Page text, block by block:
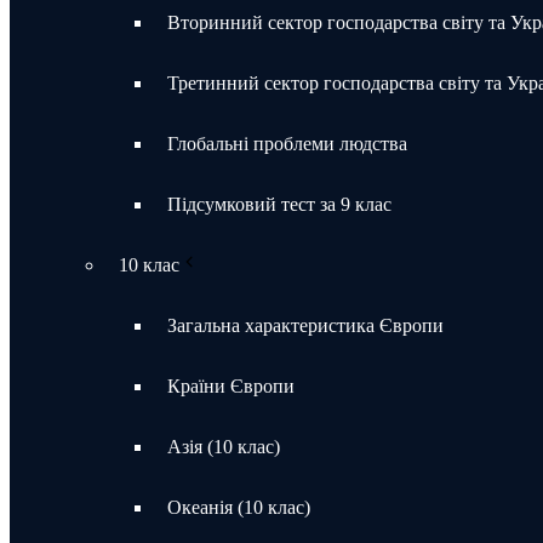
Вторинний сектор господарства світу та
Третинний сектор господарства світу та
Глобальні проблеми людства
Підсумковий тест за 9 клас
10 клас
Загальна характеристика Європи
Країни Європи
Азія (10 клас)
Океанія (10 клас)